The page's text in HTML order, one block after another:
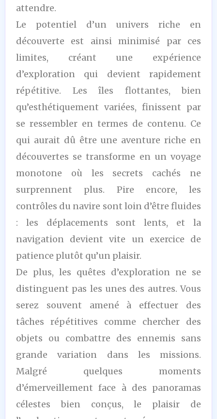
attendre.
Le potentiel d’un univers riche en
découverte est ainsi minimisé par ces
limites, créant une expérience
d’exploration qui devient rapidement
répétitive. Les îles flottantes, bien
qu’esthétiquement variées, finissent par
se ressembler en termes de contenu. Ce
qui aurait dû être une aventure riche en
découvertes se transforme en un voyage
monotone où les secrets cachés ne
surprennent plus. Pire encore, les
contrôles du navire sont loin d’être fluides
: les déplacements sont lents, et la
navigation devient vite un exercice de
patience plutôt qu’un plaisir.
De plus, les quêtes d’exploration ne se
distinguent pas les unes des autres. Vous
serez souvent amené à effectuer des
tâches répétitives comme chercher des
objets ou combattre des ennemis sans
grande variation dans les missions.
Malgré quelques moments
d’émerveillement face à des panoramas
célestes bien conçus, le plaisir de